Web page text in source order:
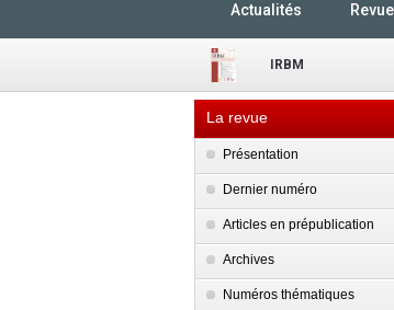
Actualités
IRBM
La revue
Présentation
Dernier numéro
Articles en prépublication
Archives
Numéros thématiques